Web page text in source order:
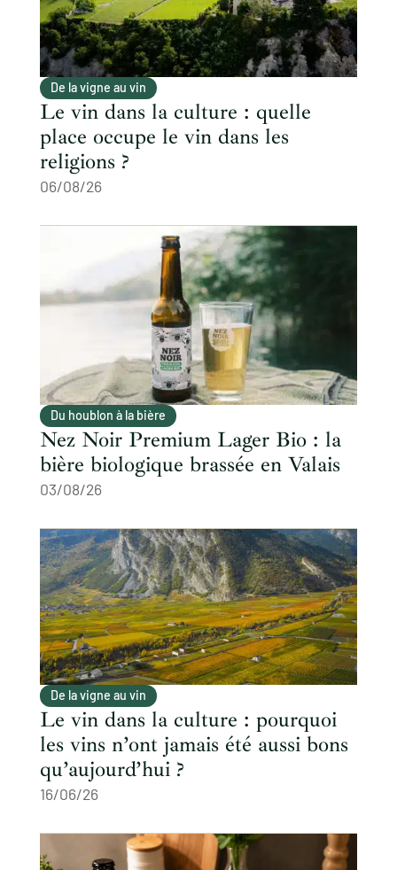
De la vigne au vin
Le vin dans la culture : quelle
place occupe le vin dans les
religions ?
06/08/26
Du houblon à la bière
Nez Noir Premium Lager Bio : la
bière biologique brassée en Valais
03/08/26
De la vigne au vin
Le vin dans la culture : pourquoi
les vins n’ont jamais été aussi bons
qu’aujourd’hui ?
16/06/26